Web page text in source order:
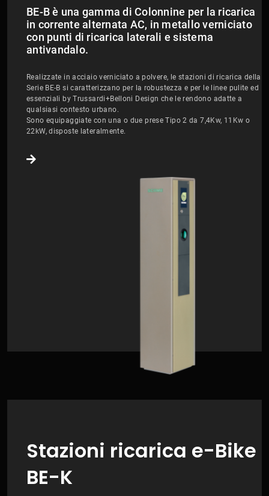
BE-B è una gamma di Colonnine per la ricarica
in corrente alternata AC, in metallo verniciato
con punti di ricarica laterali e sistema
antivandalo.
Realizzate in acciaio verniciato a polvere, le stazioni di ricarica della
Serie BE-B si caratterizzano per la robustezza e per le linee pulite ed
essenziali by Trussardi+Belloni Design che le rendono adatte a
qualsiasi contesto urbano.
Sono equipaggiate con una o due prese Tipo 2 da 7,4Kw, 11Kw o
22kW, disposte lateralmente.
Stazioni ricarica e-Bike
BE-K